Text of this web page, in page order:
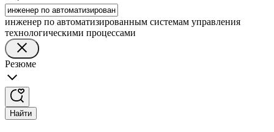
инженер по автоматизированным системам управления
технологическими процессами
Резюме
Найти